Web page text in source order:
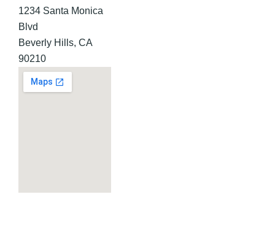
1234 Santa Monica
Blvd
Beverly Hills, CA
90210